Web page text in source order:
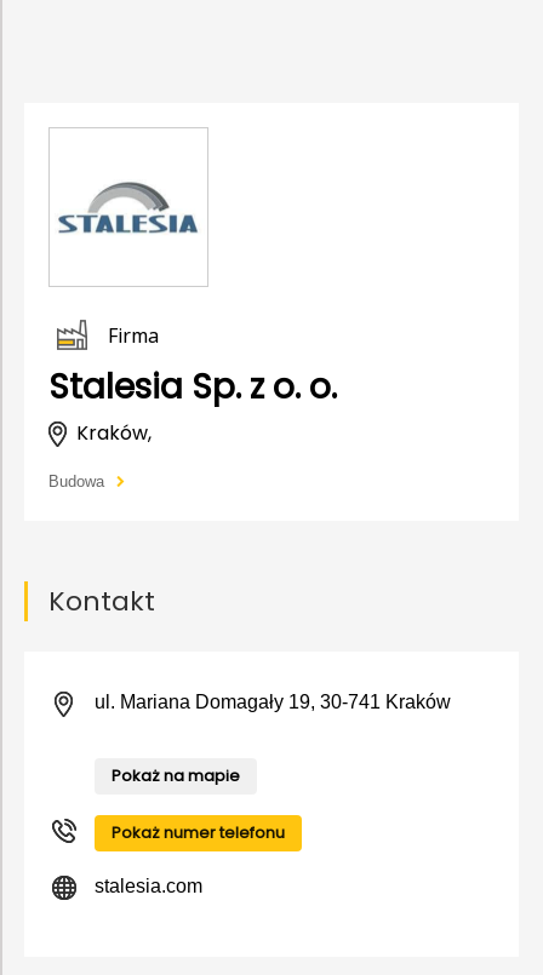
Firma
Stalesia Sp. z o. o.
Kraków,
Budowa
Kontakt
ul. Mariana Domagały 19, 30-741 Kraków
Pokaż na mapie
Pokaż numer telefonu
stalesia.com